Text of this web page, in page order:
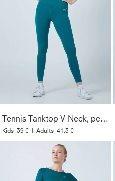
Tennis Tanktop V-Neck, petrol grün
Kids 39 € | Adults 41,3 €